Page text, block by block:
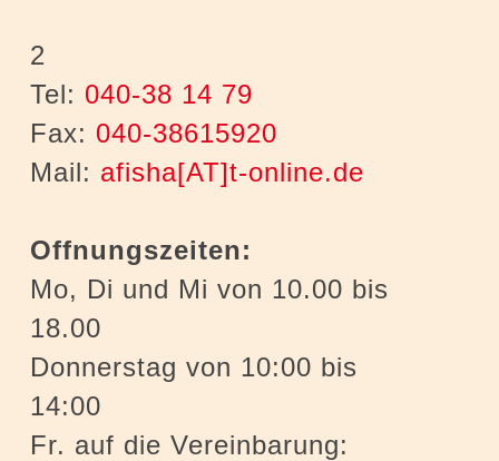
2
Tel: 040-38 14 79
Fax: 040-38615920
Mail: afisha[AT]t-online.de
Offnungszeiten:
Mo, Di und Mi von 10.00 bis
18.00
Donnerstag von 10:00 bis
14:00
Fr. auf die Vereinbarung: